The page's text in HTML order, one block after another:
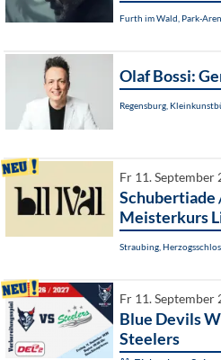
Furth im Wald, Park-
Olaf Bossi:
Regensburg,
Fr 11. September
Schubertiade
Meisterkurs
Straubing,
Fr 11. September
Blue Devils
Steelers